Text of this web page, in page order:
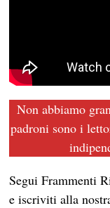
Non abbiamo
padroni sono i
Segui Frammenti
e iscriviti alla